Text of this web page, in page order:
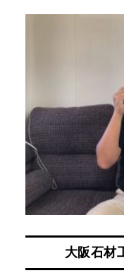
大阪石材